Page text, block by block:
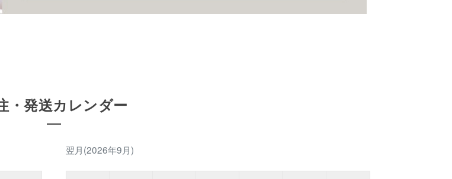
・発送カレンダー
翌月(2026年9月)